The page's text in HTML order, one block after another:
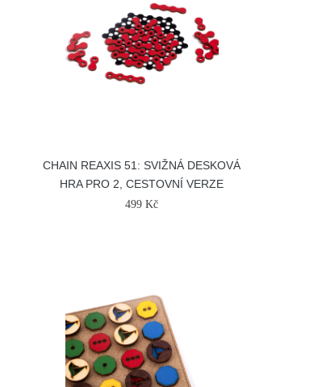
CHAIN REAXIS 51: SVIŽNÁ DESKOVÁ
HRA PRO 2, CESTOVNÍ VERZE
499 Kč